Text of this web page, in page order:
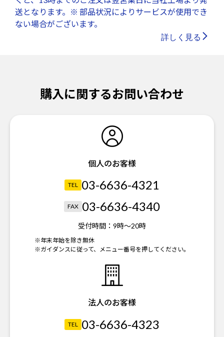
送となります。※ 部品状況によりサービスが使用でき
ない場合がございます。
詳しく見る
購入に関するお問い合わせ
個人のお客様
TEL 03-6636-4321
FAX 03-6636-4340
受付時間： 9時～20時
※年末年始を除き無休
※ガイダンスに従って、メニュー番号を押してください。
法人のお客様
TEL 03-6636-4323